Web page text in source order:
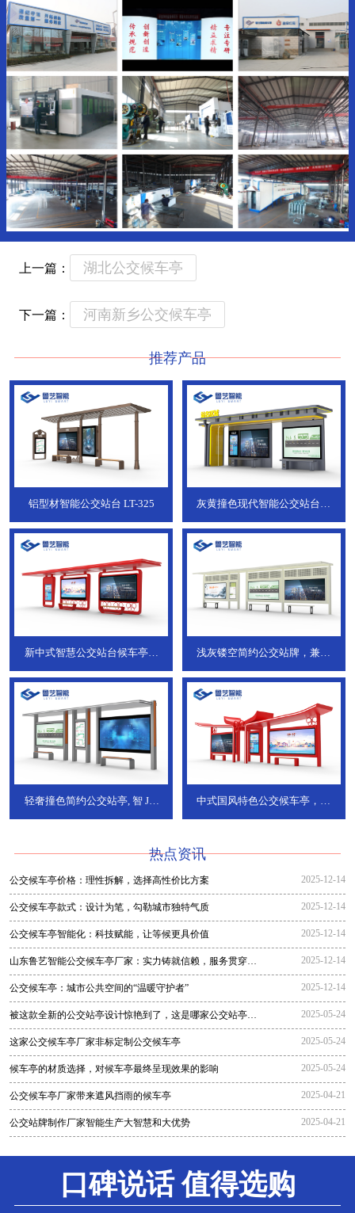
上一篇： 湖北公交候车亭
下一篇： 河南新乡公交候车亭
推荐产品
铝型材智能公交站台 LT-325
灰黄撞色现代智能公交站台，
新中式智慧公交站台候车亭，
浅灰镂空简约公交站牌，兼具
轻奢撞色简约公交站亭, 智 JT-
中式国风特色公交候车亭，承
热点资讯
公交候车亭价格：理性拆解，选择高性价比方案 2025-12-14
公交候车亭款式：设计为笔，勾勒城市独特气质 2025-12-14
公交候车亭智能化：科技赋能，让等候更具价值 2025-12-14
山东鲁艺智能公交候车亭厂家：实力铸就信赖，服务贯穿全
程
2025-12-14
公交候车亭：城市公共空间的“温暖守护者” 2025-12-14
被这款全新的公交站亭设计惊艳到了，这是哪家公交站亭生
产厂家生
2025-05-24
这家公交候车亭厂家非标定制公交候车亭 2025-05-24
候车亭的材质选择，对候车亭最终呈现效果的影响 2025-05-24
公交候车亭厂家带来遮风挡雨的候车亭 2025-04-21
公交站牌制作厂家智能生产大智慧和大优势 2025-04-21
口碑说话 值得选购